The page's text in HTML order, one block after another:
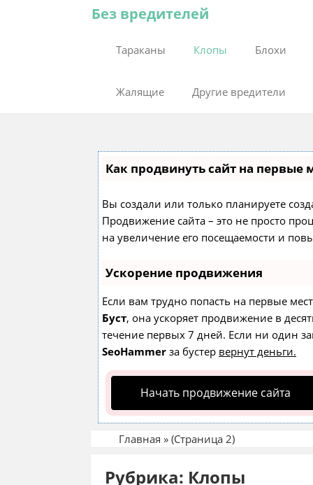
Без вредителей
Тараканы Клопы Блохи
Жалящие Другие вредители
Как продвинуть сайт на первые
Вы создали или только планируете
Продвижение сайта – это не просто
на увеличение его посещаемости и
Ускорение продвижения
Если вам трудно попасть на первые
Буст, она ускоряет продвижение в
течение первых 7 дней. Если ни один
SeoHammer за бустер вернут деньги.
Начать продвижение сайта
Главная » (Страница 2)
Рубрика: Клопы